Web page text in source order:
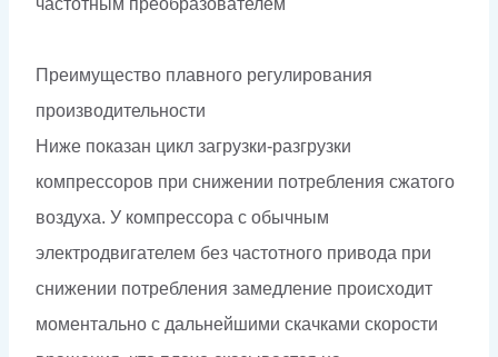
Преимущество плавного регулирования
производительности
Ниже показан цикл загрузки-разгрузки
компрессоров при снижении потребления сжатого
воздуха. У компрессора с обычным
электродвигателем без частотного привода при
снижении потребления замедление происходит
моментально с дальнейшими скачками скорости